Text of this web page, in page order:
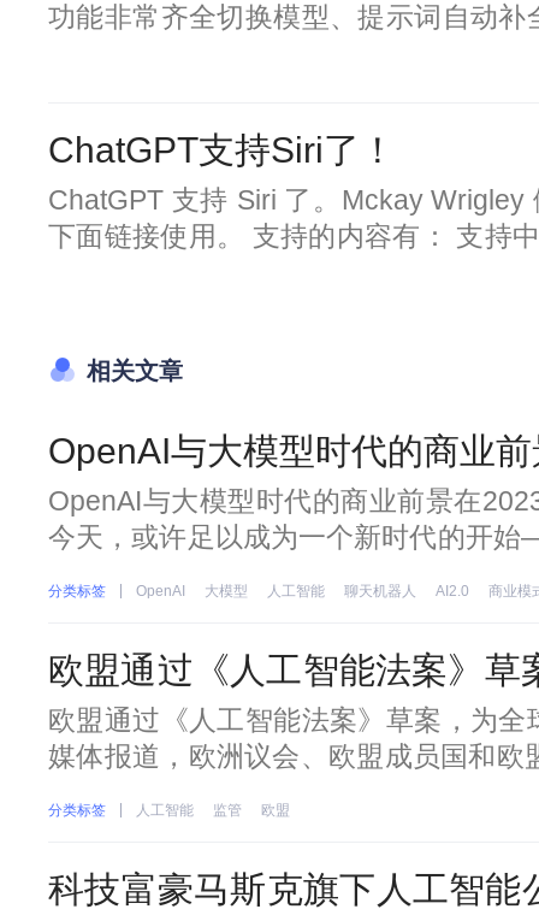
功能非常齐全切换模型、提示词自动
ChatGPT支持Siri了！
ChatGPT 支持 Siri 了。Mckay
下面链接使用。 支持的内容有： 支持
相关文章
OpenAI与大模型时代的商业
OpenAI与大模型时代的商业前景在
今天，或许足以成为一个新时代的开
识到它的上线。但命运的齿轮，也恰
ChatGPT用户数破百
分类标签 OpenAI 大模型 人工智能 聊天机器人 AI2.0 商业模
欧盟通过《人工智能法案》草
技术定下基调
欧盟通过《人工智能法案》草案，为
媒体报道，欧洲议会、欧盟成员国和
案》达成协议。该项法案旨在通过全
发和使用提供更好的条件，谈判同意对
分类标签 人工智能 监管 欧盟
科技富豪马斯克旗下人工智能